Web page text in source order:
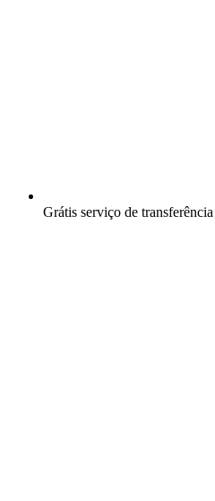
Grátis serviço de